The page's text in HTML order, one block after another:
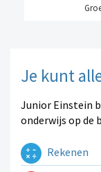
Je kunt
Junior Einstein
onderwijs op de
Rekenen